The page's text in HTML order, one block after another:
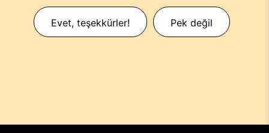
Evet, teşekkürler! Pek değil